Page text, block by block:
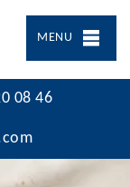
MENU
08 46